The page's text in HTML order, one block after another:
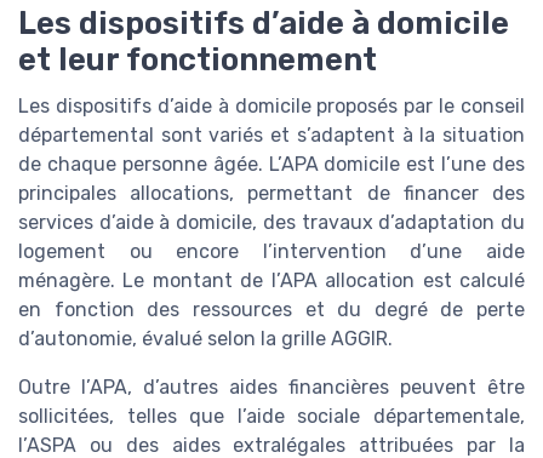
Les dispositifs d’aide à domicile
et leur fonctionnement
Les dispositifs d’aide à domicile proposés par le conseil
départemental sont variés et s’adaptent à la situation
de chaque personne âgée. L’APA domicile est l’une des
principales allocations, permettant de financer des
services d’aide à domicile, des travaux d’adaptation du
logement ou encore l’intervention d’une aide
ménagère. Le montant de l’APA allocation est calculé
en fonction des ressources et du degré de perte
d’autonomie, évalué selon la grille AGGIR.
Outre l’APA, d’autres aides financières peuvent être
sollicitées, telles que l’aide sociale départementale,
l’ASPA ou des aides extralégales attribuées par la